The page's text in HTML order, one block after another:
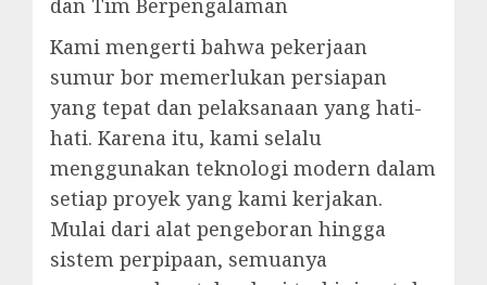
dan Tim Berpengalaman
Kami mengerti bahwa pekerjaan
sumur bor memerlukan persiapan
yang tepat dan pelaksanaan yang hati-
hati. Karena itu, kami selalu
menggunakan teknologi modern dalam
setiap proyek yang kami kerjakan.
Mulai dari alat pengeboran hingga
sistem perpipaan, semuanya